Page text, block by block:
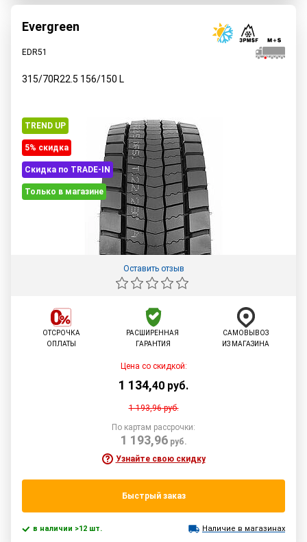
Evergreen
EDR51
315/70R22.5 156/150 L
TREND UP
5% cкидка
Скидка по TRADE-IN
Только в магазине
Оставить отзыв
ОТСРОЧКА
ОПЛАТЫ
РАСШИРЕННАЯ
ГАРАНТИЯ
САМОВЫВОЗ
ИЗ МАГАЗИНА
Цена со скидкой:
1 134,40 руб.
1 193,96руб.
По картам рассрочки:
1 193,96руб.
Узнайте свою скидку
Быстрый заказ
в наличии >12 шт. Наличие в магазинах